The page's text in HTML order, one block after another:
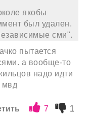
якобы
был удален.
сми".
пытается
а вообще-то
надо идти
мвд
7 1